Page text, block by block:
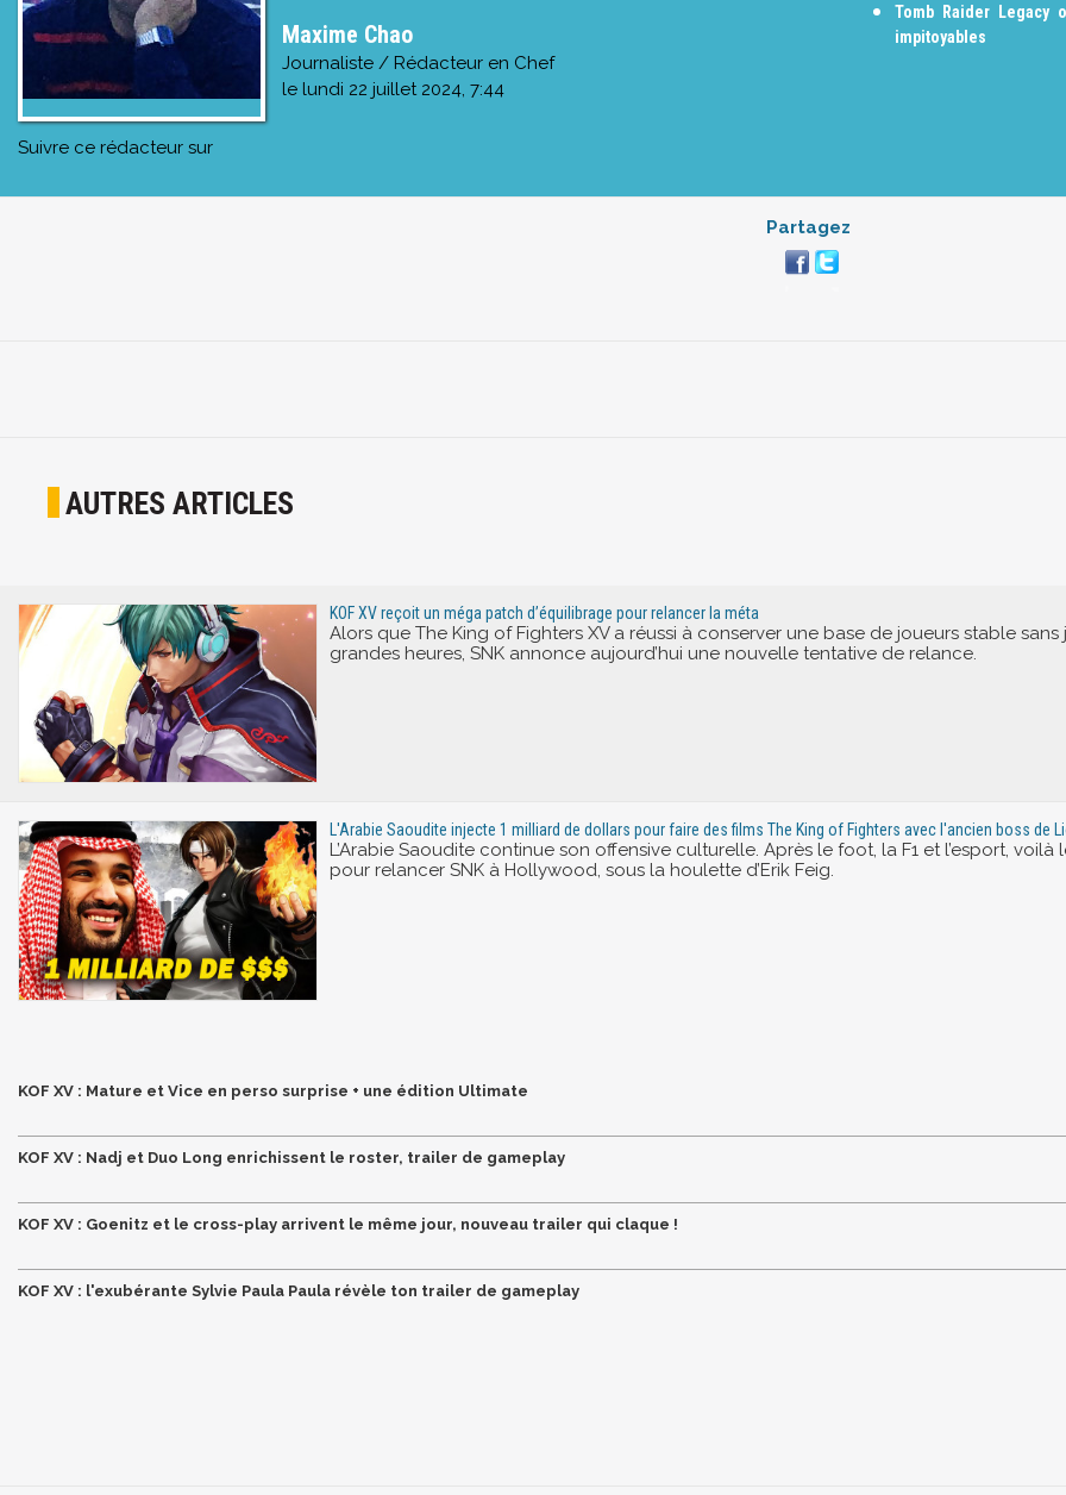
Maxime Chao
Journaliste / Rédacteur en Chef
le lundi 22 juillet 2024, 7:44
Suivre ce rédacteur sur
Tomb Raider
impitoyables
Partagez
AUTRES ARTICLES
KOF XV reçoit un méga patch d’équilibrage pour relancer la méta
Alors que The King of Fighters XV a réussi à conserver une base de joueurs stable
grandes heures, SNK annonce aujourd’hui une nouvelle tentative de relance.
L'Arabie Saoudite injecte 1 milliard de dollars pour faire des films The King of Fighters avec l'ancien boss de
L’Arabie Saoudite continue son offensive culturelle. Après le foot, la F1 et l’esport,
pour relancer SNK à Hollywood, sous la houlette d’Erik Feig.
KOF XV : Mature et Vice en perso surprise + une édition Ultimate
KOF XV : Nadj et Duo Long enrichissent le roster, trailer de gameplay
KOF XV : Goenitz et le cross-play arrivent le même jour, nouveau trailer qui claque !
KOF XV : l'exubérante Sylvie Paula Paula révèle ton trailer de gameplay